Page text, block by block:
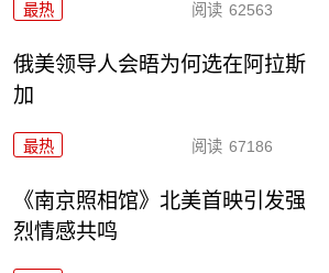
最热 阅读 62563
俄美领导人会晤为何选在阿拉斯
加
最热 阅读 67186
《南京照相馆》北美首映引发强
烈情感共鸣